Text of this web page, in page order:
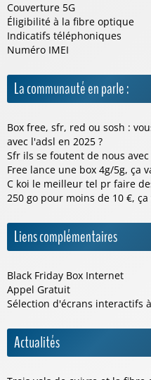
Couverture 5G
Éligibilité à la fibre optique
Indicatifs téléphoniques
Numéro IMEI
La communauté en parle :
Box free, sfr, red ou sosh :
avec l'adsl en 2025 ?
Sfr ils se foutent de nous
Free lance une box 4g/5g, ça
C koi le meilleur tel pr faire
250 go pour moins de 10 €,
Liens complémentaires
Black Friday Box Internet
Appel Gratuit
Sélection d'écrans interactifs
Actualités